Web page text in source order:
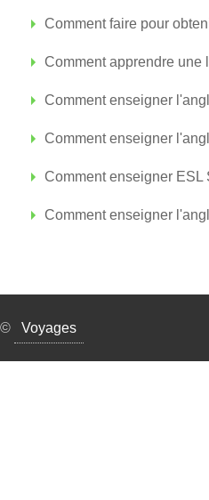
Comment faire pour
Comment apprendre une
Comment enseigner
Comment enseigner
Comment enseigner
Comment enseigner
© Voyages